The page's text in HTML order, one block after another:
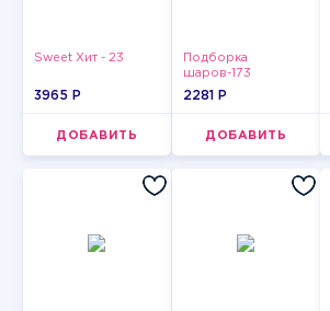
Sweet Хит - 23
3965 P
ДОБАВИТЬ
Подборка
шаров-173
2281 P
ДОБАВИТЬ